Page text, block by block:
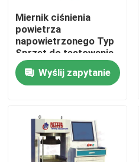
Dom
O nas
Miernik ciśnienia
powietrza
napowietrzonego Typ
Sprzęt do testowania
betonu
Wyślij zapytanie